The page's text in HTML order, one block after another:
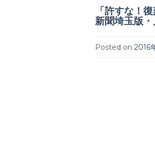
「許すな！
新聞埼玉版
Posted on 2016